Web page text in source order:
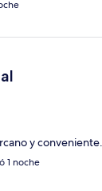
y conveniente.
1 noche